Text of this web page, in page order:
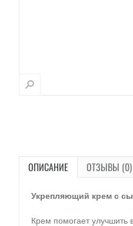
ОПИСАНИЕ ОТЗЫВЫ (0)
Укрепляющий крем с
Крем помогает улучшить